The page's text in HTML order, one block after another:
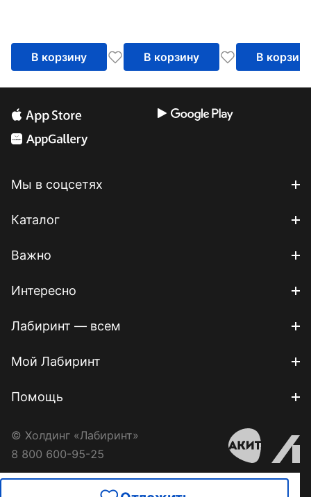
В корзину В корзину В корзину
Мы в соцсетях
Каталог
Важно
Интересно
Лабиринт — всем
Мой Лабиринт
Помощь
© Холдинг «Лабиринт»
8 800 600-95-25